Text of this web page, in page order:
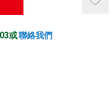
或聯絡我們